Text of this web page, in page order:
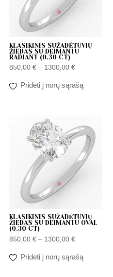
KLASIKINIS SUŽADĖTUVIŲ
ŽIEDAS SU DEIMANTU
RADIANT (0.30 CT)
850,00 € – 1300,00 €
Pridėti į norų sąrašą
KLASIKINIS SUŽADĖTUVIŲ
ŽIEDAS SU DEIMANTU OVAL
(0.30 CT)
850,00 € – 1300,00 €
range:
850,00 €
through
1300,00 €
Pridėti į norų sąrašą